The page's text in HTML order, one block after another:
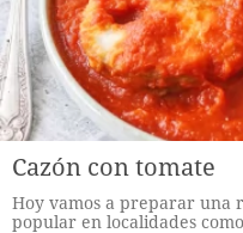
Cazón con tomate
Hoy vamos a preparar una
popular en localidades